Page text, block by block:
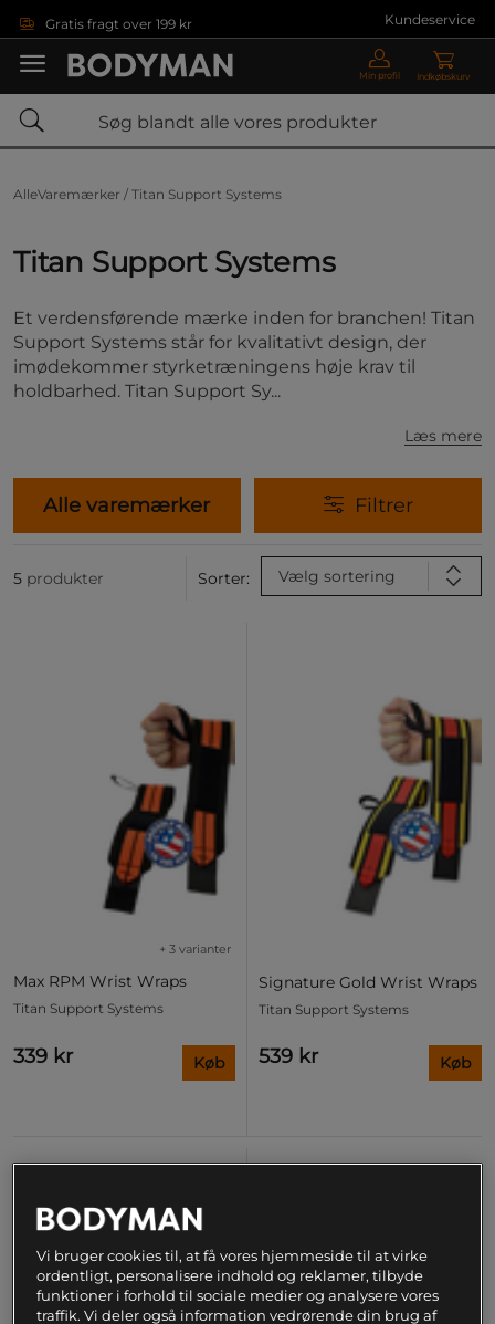
Gratis fragt over 199 kr Kundeservice
Min profil Indkøbskurv
AlleVaremærker / Titan Support Systems
Titan Support Systems
Et verdensførende mærke inden for branchen! Titan
Support Systems står for kvalitativt design, der
imødekommer styrketræningens høje krav til
holdbarhed. Titan Support Sy...
Læs mere
Alle varemærker Filtrer
5 produkter Sorter: Vælg sortering
Max RPM Wrist Wraps
+ 3 varianter
Titan Support Systems
339 kr Køb
Signature Gold Wrist Wraps
Titan Support Systems
539 kr Køb
Vi bruger cookies til, at få vores hjemmeside til at virke
ordentligt, personalisere indhold og reklamer, tilbyde
funktioner i forhold til sociale medier og analysere vores
traffik. Vi deler også information vedrørende din brug af